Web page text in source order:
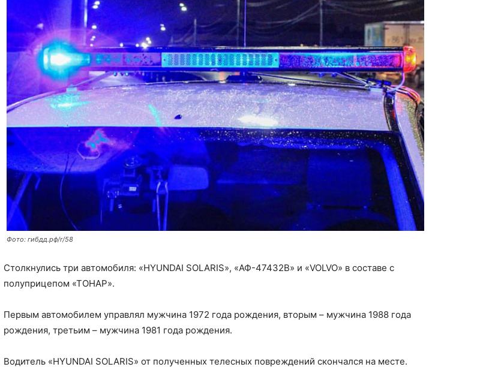
Фото: гибдд.рф/r/58
Столкнулись три автомобиля: «HYUNDAI SOLARIS», «АФ-47432В» и «VOLVO» в составе с
полуприцепом «ТОНАР».
Первым автомобилем управлял мужчина 1972 года рождения, вторым – мужчина 1988 года
рождения, третьим – мужчина 1981 года рождения.
Водитель «HYUNDAI SOLARIS» от полученных телесных повреждений скончался на месте.